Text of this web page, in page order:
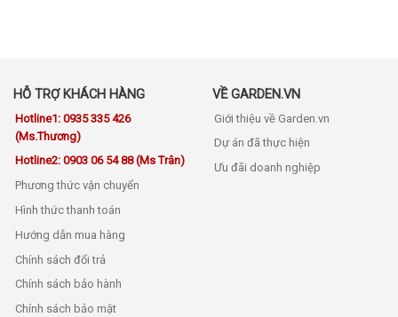
HỖ TRỢ KHÁCH HÀNG
Hotline1: 0935 335 426
(Ms.Thương)
Hotline2: 0903 06 54 88 (Ms Trân)
Phương thức vận chuyển
Hình thức thanh toán
Hướng dẫn mua hàng
Chính sách đổi trả
Chính sách bảo hành
Chính sách bảo mật
VỀ GARDEN.VN
Giới thiệu về Garden.vn
Dự án đã thực hiện
Ưu đãi doanh nghiệp